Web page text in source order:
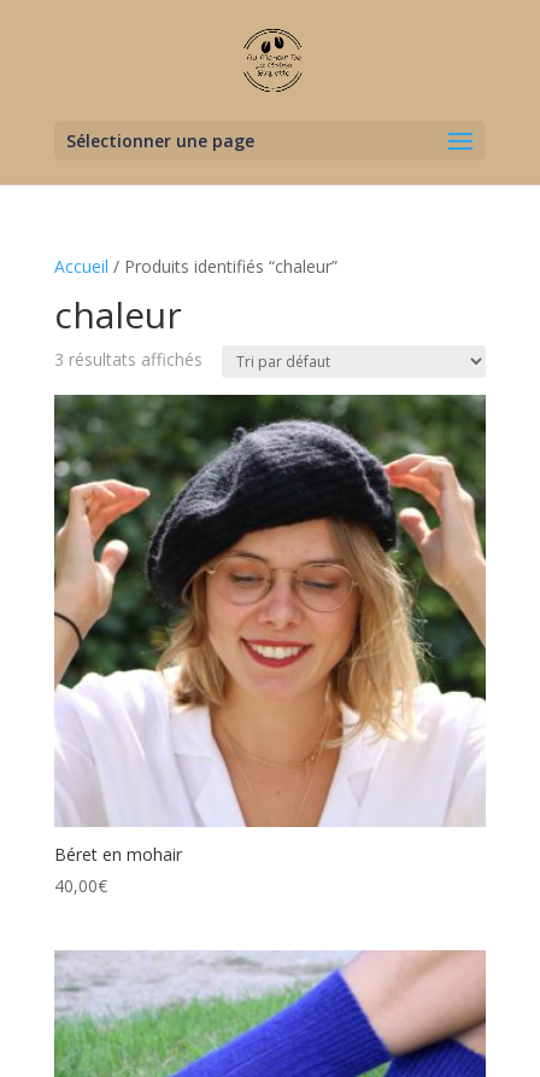
Sélectionner une page
Accueil / Produits identifiés “chaleur”
chaleur
3 résultats affichés
Béret en mohair
40,00€